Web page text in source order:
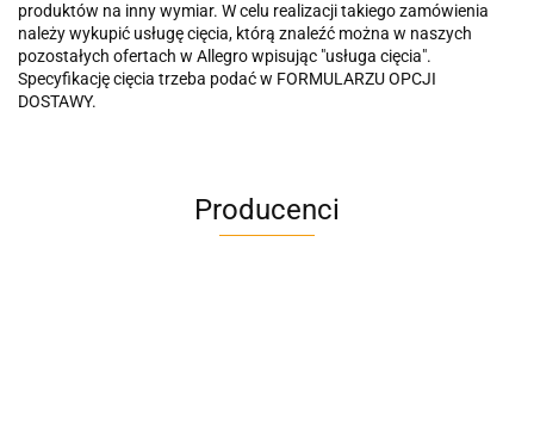
produktów na inny wymiar. W celu realizacji takiego zamówienia
należy wykupić usługę cięcia, którą znaleźć można w naszych
pozostałych ofertach w Allegro wpisując "usługa cięcia".
Specyfikację cięcia trzeba podać w FORMULARZU OPCJI
DOSTAWY.
Producenci